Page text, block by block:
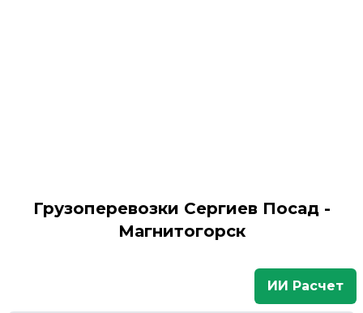
Грузоперевозки Сергиев Посад -
Магнитогорск
ИИ Расчет